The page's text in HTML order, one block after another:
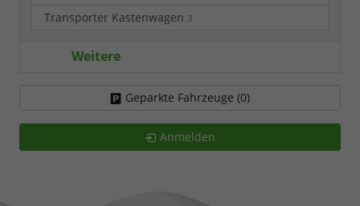
Transporter Kastenwagen 3
Weitere
Geparkte Fahrzeuge (0)
Anmelden